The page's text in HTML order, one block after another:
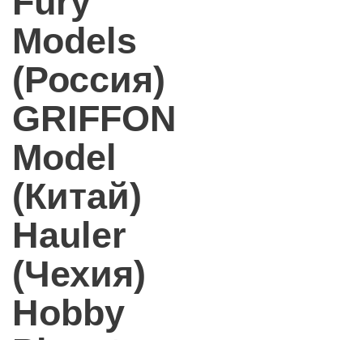
Models
(Россия)
GRIFFON
Model
(Китай)
Hauler
(Чехия)
Hobby